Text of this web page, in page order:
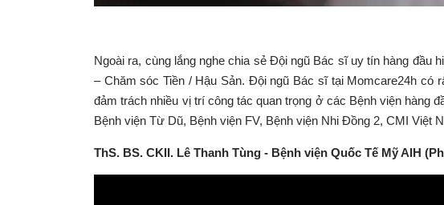
Ngoài ra, cùng lắng nghe chia sẻ Đội ngũ Bác sĩ uy tín hàng đầu
– Chăm sóc Tiền / Hậu Sản. Đội ngũ Bác sĩ tại Momcare24h có
đảm trách nhiều vị trí công tác quan trọng ở các Bệnh viện hàng
Bệnh viện Từ Dũ, Bệnh viện FV, Bệnh viện Nhi Đồng 2, CMI Việt
ThS. BS. CKII. Lê Thanh Tùng - Bệnh viện Quốc Tế Mỹ AIH